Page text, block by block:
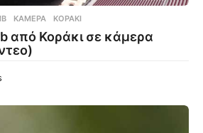
,ΚΆΜΕΡΑ ,ΚΟΡΆΚΙ
από Κοράκι σε κάμερα